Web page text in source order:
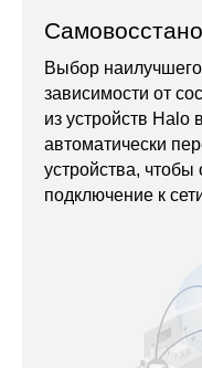
Выбор
зависимости от
из устройств Halo
автоматически
устройства,
подключение к